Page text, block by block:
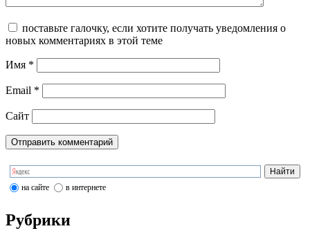
поставьте галочку, если хотите получать уведомления о
новых комментариях в этой теме
Имя *
Email *
Сайт
на сайте в интернете
Рубрики